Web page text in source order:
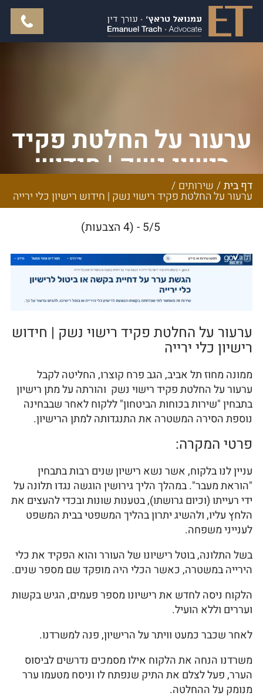
ערעור על החלטת פקיד
רישוי נשק | חידוש
רישיון כלי ירייה דף בית/ שירותים /
ערעור על החלטת פקיד רישוי נשק | חידוש רישיון כלי ירייה
5/5 - (4 הצבעות)
ערעור על החלטת פקיד רישוי נשק | חידוש
רישיון כלי ירייה
ממונה מחוז תל אביב, הגב פרח קוצרו, החליטה לקבל
ערעור על החלטת פקיד רישוי נשק והורתה על מתן רישיון
בתבחין "שירות בכוחות הביטחון" ללקוח לאחר שבבחינה
נוספת הסירה המשטרה את התנגדותה למתן הרישיון.
פרטי המקרה:
עניין לנו בלקוח, אשר נשא רישיון שנים רבות בתבחין
"הוראת מעבר". במהלך הליך גירושין הוגשה נגדו תלונה על
ידי רעייתו (וכיום גרושתו), בטענות שונות ובכדי להעצים את
הלחץ עליו, ולהשיג יתרון בהליך המשפטי בבית המשפט
לענייני משפחה.
בשל התלונה, בוטל רישיונו של העורר והוא הפקיד את כלי
הירייה במשטרה, כאשר הכלי היה מופקד שם מספר שנים.
הלקוח ניסה לחדש את רישיונו מספר פעמים, הגיש בקשות
ועררים וללא הועיל.
לאחר שכבר כמעט וויתר על הרישיון, פנה למשרדנו.
משרדנו הנחה את הלקוח אילו מסמכים נדרשים לביסוס
הערר, פעל לצלם את התיק שנפתח לו וניסח מטעמו ערר
מנומק על ההחלטה.